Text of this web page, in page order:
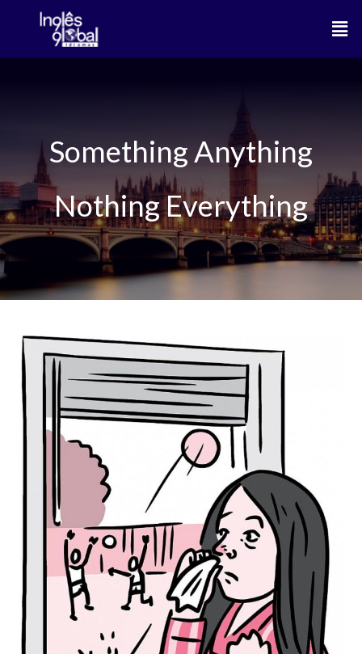
o
Something Anything
Nothing Everything
Something
Anything
Nothing
Everything